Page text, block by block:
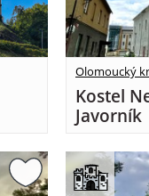
Olomoucký
Kostel
Javorník